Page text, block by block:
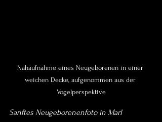
Nahaufnahme eines Neugeborenen in einer
weichen Decke, aufgenommen aus der
Vogelperspektive
Sanftes Neugeborenenfoto in Marl